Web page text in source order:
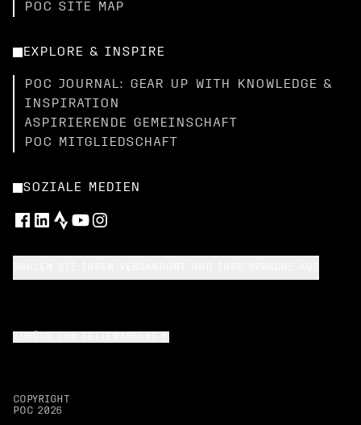
POC SITE MAP
EXPLORE & INSPIRE
POC JOURNAL: GEAR UP WITH KNOWLEDGE &
INSPIRATION
ASPIRIERENDE GEMEINSCHAFT
POC MITGLIEDSCHAFT
SOZIALE MEDIEN
COPYRIGHT
POC 2026